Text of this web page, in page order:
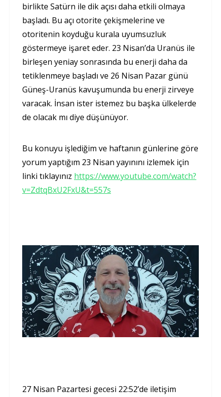
birlikte Satürn ile dik açısı daha etkili olmaya
başladı. Bu açı otorite çekişmelerine ve
otoritenin koyduğu kurala uyumsuzluk
göstermeye işaret eder. 23 Nisan’da Uranüs ile
birleşen yeniay sonrasında bu enerji daha da
tetiklenmeye başladı ve 26 Nisan Pazar günü
Güneş-Uranüs kavuşumunda bu enerji zirveye
varacak. İnsan ister istemez bu başka ülkelerde
de olacak mı diye düşünüyor.
Bu konuyu işlediğim ve haftanın günlerine göre
yorum yaptığım 23 Nisan yayınını izlemek için
linki tıklayınız https://www.youtube.com/watch?
v=ZdtqBxU2FxU&t=557s
27 Nisan Pazartesi gecesi 22:52’de iletişim